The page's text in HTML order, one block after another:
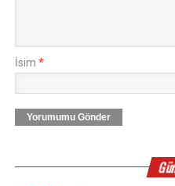
İsim *
Yorumumu Gönder